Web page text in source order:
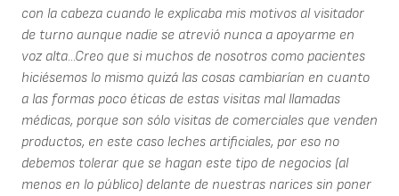
con la cabeza cuando le explicaba mis motivos al visitador
de turno aunque nadie se atrevió nunca a apoyarme en
voz alta...Creo que si muchos de nosotros como pacientes
hiciésemos lo mismo quizá las cosas cambiarían en cuanto
a las formas poco éticas de estas visitas mal llamadas
médicas, porque son sólo visitas de comerciales que venden
productos, en este caso leches artificiales, por eso no
debemos tolerar que se hagan este tipo de negocios (al
menos en lo público) delante de nuestras narices sin poner